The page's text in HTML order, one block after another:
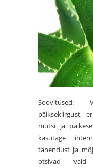
Soovitused:
päiksekiirgust,
mütsi ja
kasutage
tähendust ja
otsivad vaid